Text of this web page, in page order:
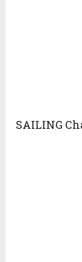
SAILING